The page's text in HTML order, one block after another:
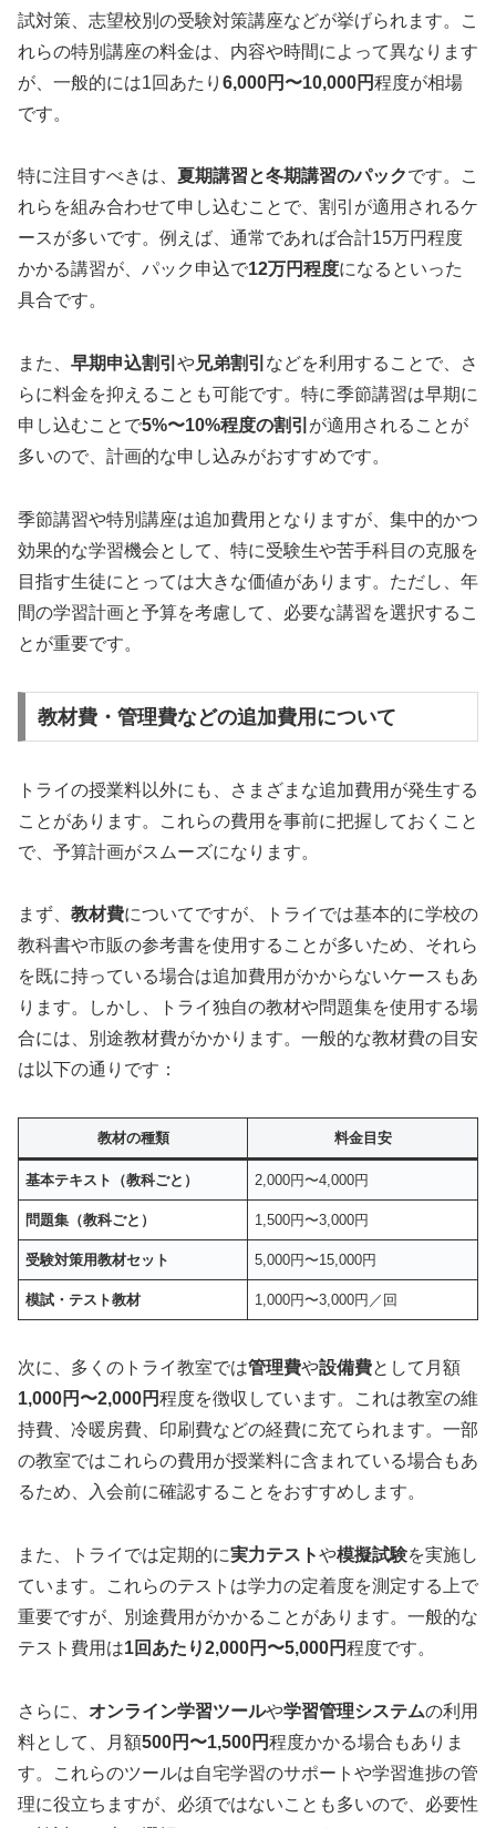
試対策、志望校別の受験対策講座などが挙げられます。こ
れらの特別講座の料金は、内容や時間によって異なります
が、一般的には1回あたり 6,000円〜10,000円程度が相場
です。
特に注目すべきは、 夏期講習と冬期講習のパックです。こ
れらを組み合わせて申し込むことで、割引が適用されるケ
ースが多いです。例えば、通常であれば合計15万円程度
かかる講習が、パック申込で12万円程度になるといった
具合です。
また、 早期申込割引 や兄弟割引 などを利用することで、さ
らに料金を抑えることも可能です。特に季節講習は早期に
申し込むことで5%〜10%程度の割引 が適用されることが
多いので、計画的な申し込みがおすすめです。
季節講習や特別講座は追加費用となりますが、集中的かつ
効果的な学習機会として、特に受験生や苦手科目の克服を
目指す生徒にとっては大きな価値があります。ただし、年
間の学習計画と予算を考慮して、必要な講習を選択するこ
とが重要です。
教材費・管理費などの追加費用について
トライの授業料以外にも、さまざまな追加費用が発生する
ことがあります。これらの費用を事前に把握しておくこと
で、予算計画がスムーズになります。
まず、 教材費についてですが、トライでは基本的に学校の
教科書や市販の参考書を使用することが多いため、それら
を既に持っている場合は追加費用がかからないケースもあ
ります。しかし、トライ独自の教材や問題集を使用する場
合には、別途教材費がかかります。一般的な教材費の目安
は以下の通りです：
教材の種類 料金目安
基本テキスト（教科ごと） 2,000円〜4,000円
問題集（教科ごと） 1,500円〜3,000円
受験対策用教材セット 5,000円〜15,000円
模試・テスト教材 1,000円〜3,000円／回
次に、多くのトライ教室では管理費や設備費として月額
1,000円〜2,000円程度を徴収しています。これは教室の維
持費、冷暖房費、印刷費などの経費に充てられます。一部
の教室ではこれらの費用が授業料に含まれている場合もあ
るため、入会前に確認することをおすすめします。
また、トライでは定期的に実力テストや模擬試験を実施し
ています。これらのテストは学力の定着度を測定する上で
重要ですが、別途費用がかかることがあります。一般的な
テスト費用は1回あたり2,000円〜5,000円程度です。
さらに、 オンライン学習ツールや学習管理システムの利用
料として、月額500円〜1,500円程度かかる場合もありま
す。これらのツールは自宅学習のサポートや学習進捗の管
理に役立ちますが、必須ではないことも多いので、必要性